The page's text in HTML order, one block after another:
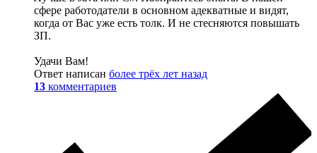
сфере работодатели в основном адекватные и видят,
когда от Вас уже есть толк. И не стесняются повышать
ЗП.
Удачи Вам!
Ответ написан более трёх лет назад
13 комментариев